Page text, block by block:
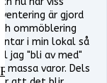
inventering är gjord
och ommöblering
väntar i min lokal så
vill jag "bli av med"
massa varor. Dels